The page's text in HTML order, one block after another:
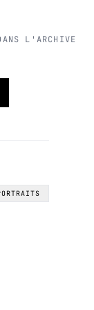
L'ARCHIVE